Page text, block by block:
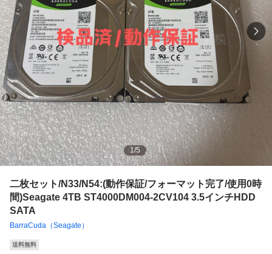
1/5
二枚セット/N33/N54:(動作保証/フォーマット完了/使用0時
間)Seagate 4TB ST4000DM004-2CV104 3.5インチHDD
SATA
BarraCuda（Seagate）
送料無料